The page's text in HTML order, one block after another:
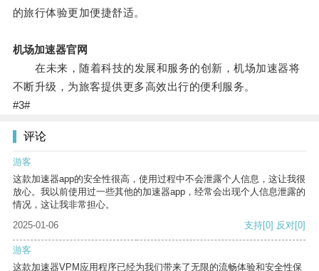
的旅行体验更加便捷舒适。
机场加速器官网
在未来，随着科技的发展和服务的创新，机场加速器将
不断升级，为旅客提供更多高效出行的便利服务。
#3#
评论
游客
这款加速器app的安全性很高，使用过程中不会泄露个人信息，这让我很
放心。我以前使用过一些其他的加速器app，经常会出现个人信息泄露的
情况，这让我非常担心。
2025-01-06
支持[0] 反对[0]
游客
这款加速器VPM应用程序已经为我们带来了无限的流畅体验和安全性保